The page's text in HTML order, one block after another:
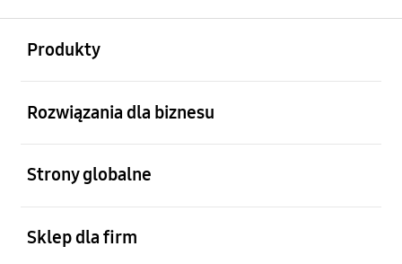
Produkty
Rozwiązania dla biznesu
Strony globalne
Sklep dla firm